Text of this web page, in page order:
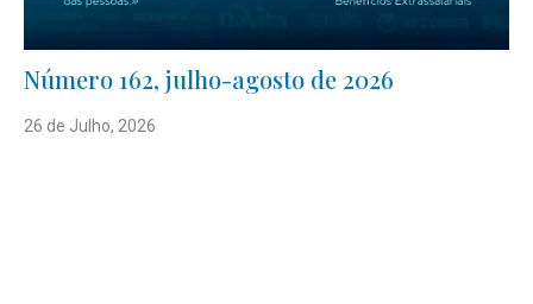
Número 162, julho-agosto de 2026
26 de Julho, 2026